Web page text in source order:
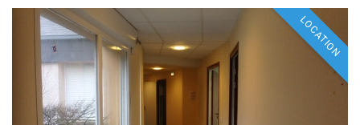
LOCATION